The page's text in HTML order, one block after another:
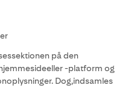
på den
-platform og
Dog,indsamles